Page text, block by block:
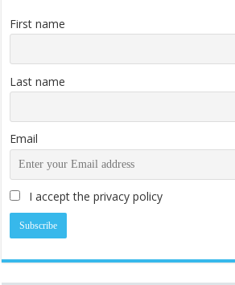
First name
Last name
Email
I accept the privacy policy